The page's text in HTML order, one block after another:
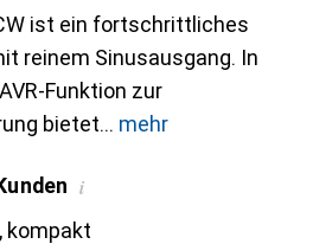
ist ein fortschrittliches
reinem Sinusausgang. In
Funktion zur
bietet
mehr
i
kompakt